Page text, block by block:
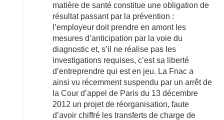
matière de santé constitue une obligation de
résultat passant par la prévention :
l’employeur doit prendre en amont les
mesures d’anticipation par la voie du
diagnostic et, s’il ne réalise pas les
investigations requises, c’est sa liberté
d’entreprendre qui est en jeu. La Fnac a
ainsi vu récemment suspendu par un arrêt de
la Cour d’appel de Paris du 13 décembre
2012 un projet de réorganisation, faute
d’avoir chiffré les transferts de charge de